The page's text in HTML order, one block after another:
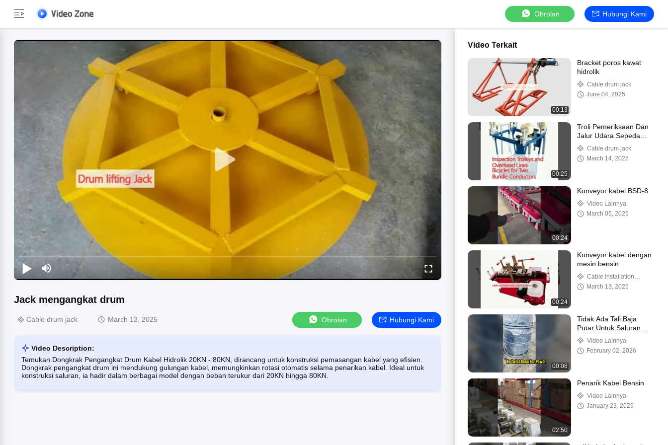
Obrolan Hubungi Kami
Jack mengangkat drum
Cable drum jack March 13, 2025 Obrolan Hubungi Kami
Video Description:
Temukan Dongkrak Pengangkat Drum Kabel Hidrolik 20KN - 80KN, dirancang untuk konstruksi pemasangan kabel yang efisien.
Dongkrak pengangkat drum ini mendukung gulungan kabel, memungkinkan rotasi otomatis selama penarikan kabel. Ideal untuk
konstruksi saluran, ia hadir dalam berbagai model dengan beban terukur dari 20KN hingga 80KN.
Video Terkait
00:13
Bracket poros kawat
hidrolik
Cable drum jack
June 04, 2025
00:25
Troli Pemeriksaan Dan
Jalur Udara Sepeda
Untuk Dua Konduktor
Bundel
Cable drum jack
March 14, 2025
00:24
Konveyor kabel BSD-8
Video Lainnya
March 05, 2025
00:24
Konveyor kabel dengan
mesin bensin
Cable Installation
Machine & Tools
March 13, 2025
00:08
Tidak Ada Tali Baja
Putar Untuk Saluran
ListrikVideo Lainnya
February 02, 2026
02:50
Penarik Kabel Bensin
Video Lainnya
January 23, 2025